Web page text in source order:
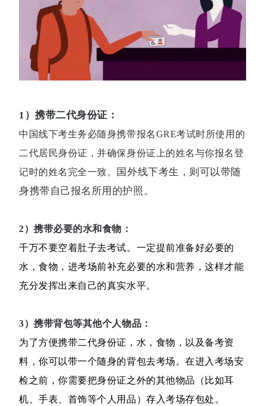
1）携带二代身份证：
中国线下考生务必随身携带报名GRE考试时所使用的
二代居民身份证，并确保身份证上的姓名与你报名登
记时的姓名完全一致。
国外线下考生，则可以带随
身携带 自己报名所用的护照 。
2）携带必要的水和食物：
千万不要空着肚子去考试。一定提前准备好必要的
水，食物，进考场前补充必要的水和营养，这样才能
充分发挥出来自己的真实水平。
3）携带背包等其他个人物品：
为了方便携带二代身份证，水，食物，以及备考资
料，你可以带一个随身的背包去考场。在进入考场安
检之前，你需要把身份证之外的其他物品（比如耳
机、手表、首饰等个人用品）存入考场存包处。